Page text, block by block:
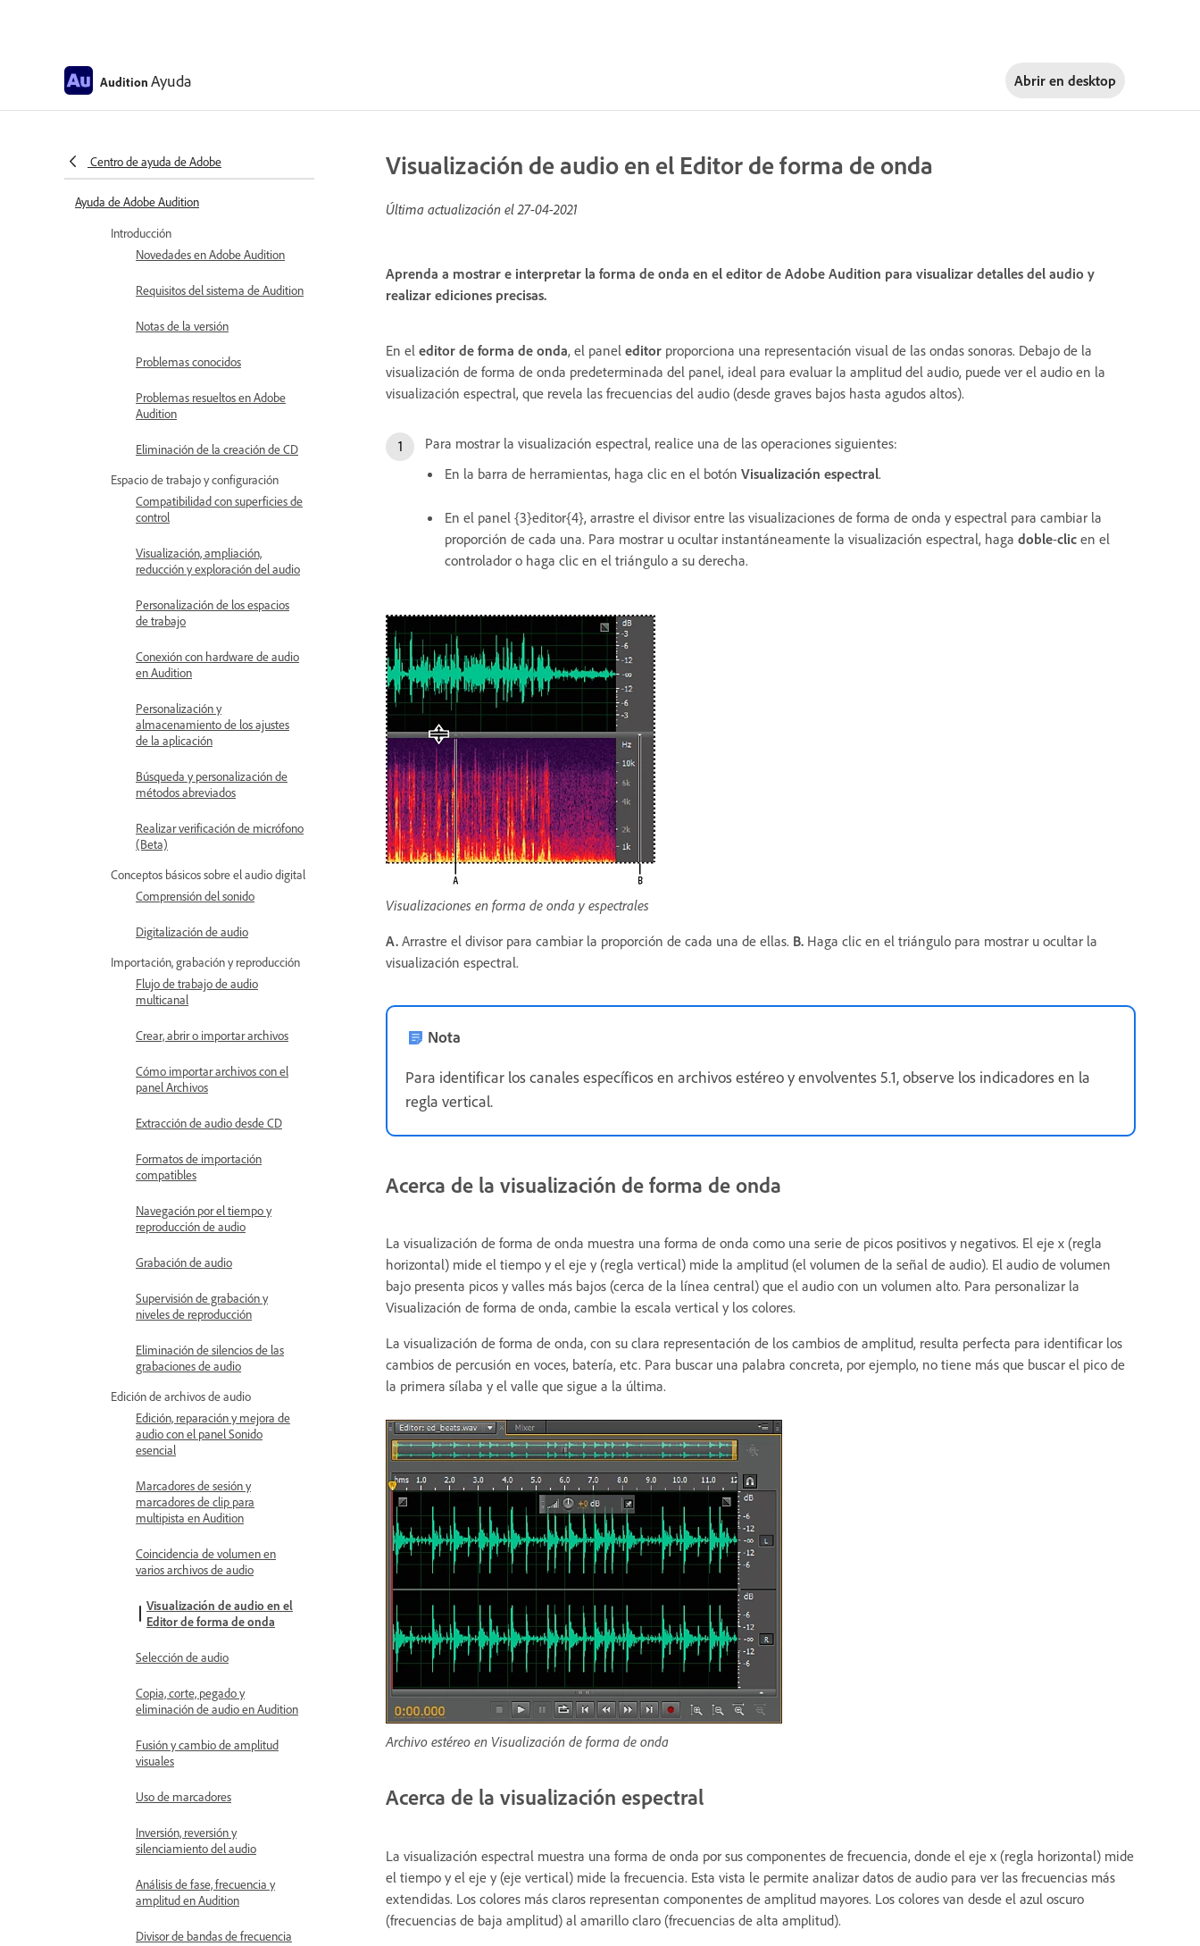
Audition Ayuda Abrir en desktop
Centro de ayuda de Adobe
Ayuda de Adobe Audition
Introducción
Novedades en Adobe Audition
Requisitos del sistema de Audition
Notas de la versión
Problemas conocidos
Problemas resueltos en Adobe
Audition
Eliminación de la creación de CD
Espacio de trabajo y configuración
Compatibilidad con superficies de
control
Visualización, ampliación,
reducción y exploración del audio
Personalización de los espacios
de trabajo
Conexión con hardware de audio
en Audition
Personalización y
almacenamiento de los ajustes
de la aplicación
Búsqueda y personalización de
métodos abreviados
Realizar verificación de micrófono
(Beta)
Conceptos básicos sobre el audio digital
Comprensión del sonido
Digitalización de audio
Importación, grabación y reproducción
Flujo de trabajo de audio
multicanal
Crear, abrir o importar archivos
Cómo importar archivos con el
panel Archivos
Extracción de audio desde CD
Formatos de importación
compatibles
Navegación por el tiempo y
reproducción de audio
Grabación de audio
Supervisión de grabación y
niveles de reproducción
Eliminación de silencios de las
grabaciones de audio
Edición de archivos de audio
Edición, reparación y mejora de
audio con el panel Sonido
esencial
Marcadores de sesión y
marcadores de clip para
multipista en Audition
Coincidencia de volumen en
varios archivos de audio
Visualización de audio en el
Editor de forma de onda
Selección de audio
Copia, corte, pegado y
eliminación de audio en Audition
Fusión y cambio de amplitud
visuales
Uso de marcadores
Inversión, reversión y
silenciamiento del audio
Análisis de fase, frecuencia y
amplitud en Audition
Divisor de bandas de frecuencia
Visualización de audio en el Editor de forma de onda
Última actualización el27-04-2021
Aprenda a mostrar e interpretar la forma de onda en el editor de Adobe Audition para visualizar detalles del audio y
realizar ediciones precisas.
En el editor de forma de onda, el panel editor proporciona una representación visual de las ondas sonoras. Debajo de la
visualización de forma de onda predeterminada del panel, ideal para evaluar la amplitud del audio, puede ver el audio en la
visualización espectral, que revela las frecuencias del audio (desde graves bajos hasta agudos altos).
Para mostrar la visualización espectral, realice una de las operaciones siguientes:
En la barra de herramientas, haga clic en el botón Visualización espectral.
En el panel {3}editor{4}, arrastre el divisor entre las visualizaciones de forma de onda y espectral para cambiar la
proporción de cada una. Para mostrar u ocultar instantáneamente la visualización espectral, haga doble-clic en el
controlador o haga clic en el triángulo a su derecha.
Visualizaciones en forma de onda y espectrales
A. Arrastre el divisor para cambiar la proporción de cada una de ellas. B. Haga clic en el triángulo para mostrar u ocultar la
visualización espectral.
Nota
Para identificar los canales específicos en archivos estéreo y envolventes 5.1, observe los indicadores en la
regla vertical.
Acerca de la visualización de forma de onda
La visualización de forma de onda muestra una forma de onda como una serie de picos positivos y negativos. El eje x (regla
horizontal) mide el tiempo y el eje y (regla vertical) mide la amplitud (el volumen de la señal de audio). El audio de volumen
bajo presenta picos y valles más bajos (cerca de la línea central) que el audio con un volumen alto. Para personalizar la
Visualización de forma de onda, cambie la escala vertical y los colores.
La visualización de forma de onda, con su clara representación de los cambios de amplitud, resulta perfecta para identificar los
cambios de percusión en voces, batería, etc. Para buscar una palabra concreta, por ejemplo, no tiene más que buscar el pico de
la primera sílaba y el valle que sigue a la última.
Archivo estéreo en Visualización de forma de onda
Acerca de la visualización espectral
La visualización espectral muestra una forma de onda por sus componentes de frecuencia, donde el eje x (regla horizontal) mide
el tiempo y el eje y (eje vertical) mide la frecuencia. Esta vista le permite analizar datos de audio para ver las frecuencias más
extendidas. Los colores más claros representan componentes de amplitud mayores. Los colores van desde el azul oscuro
(frecuencias de baja amplitud) al amarillo claro (frecuencias de alta amplitud).